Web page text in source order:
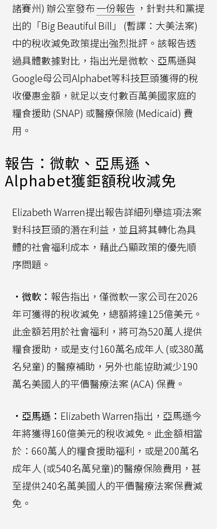
諸賽州) 辦公室發布一份報告 ，針對共和黨提
出的「Big Beautiful Bill」 (暫譯：大美法案)
中的稅收減免政策提出強烈批評。該報告透
過具體數據對比，指出光是微軟、亞馬遜與
Google母公司Alphabet等科技巨頭獲得的稅
收優惠金額，就足以支付數百萬美國家庭的
糧食援助 (SNAP) 或醫療保險 (Medicaid) 費
用。
報告：微軟、亞馬遜、
Alphabet獲鉅額稅收減免
Elizabeth Warren提出報告詳細列舉這項法案
對科技巨頭的潛在利益，並且將其轉化為具
體的社會福利成本，藉此凸顯政策的優先順
序問題。
• 微軟： 報告指出，僅微軟一家公司在2026
年可獲得的稅收減免，總額將達125億美元。
此金額若用於社會福利，將可為520萬人提供
糧食援助，或是支付160萬名成年人 (或380萬
名兒童) 的醫療補助，另外也能協助減少190
萬名美國人的平價醫療法案 (ACA) 保費。
• 亞馬遜： Elizabeth Warren指出，亞馬遜今
年將獲得160億美元的稅收減免。此金額相當
於：660萬人的糧食援助福利，或是200萬名
成年人 (或540名萬兒童)的醫療保險費用，甚
至提供240名萬美國人的平價醫療法案保費減
免。